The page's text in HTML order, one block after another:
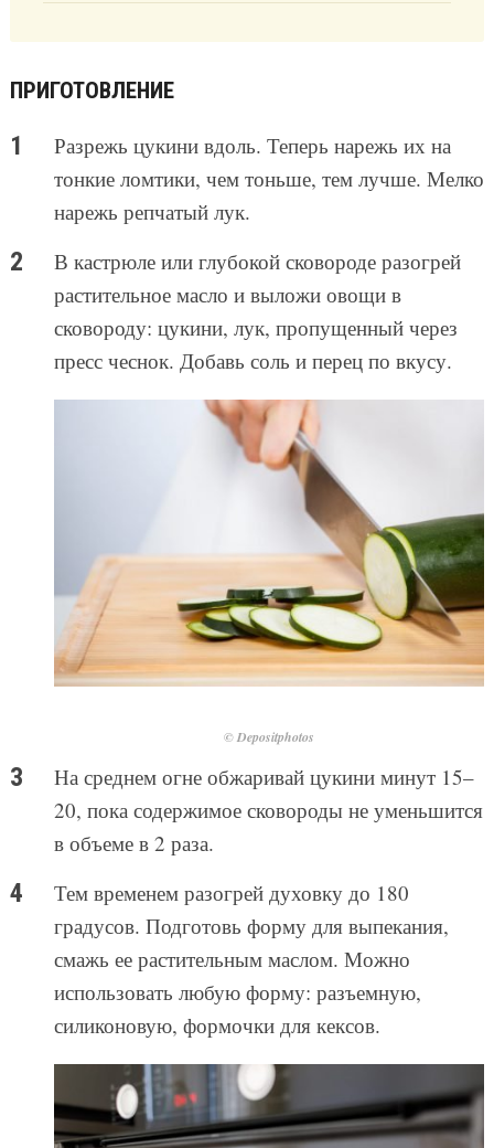
ПРИГОТОВЛЕНИЕ
Разрежь цукини вдоль. Теперь нарежь их на
тонкие ломтики, чем тоньше, тем лучше. Мелко
нарежь репчатый лук.
В кастрюле или глубокой сковороде разогрей
растительное масло и выложи овощи в
сковороду: цукини, лук, пропущенный через
пресс чеснок. Добавь соль и перец по вкусу.
© Depositphotos
На среднем огне обжаривай цукини минут 15–
20, пока содержимое сковороды не уменьшится
в объеме в 2 раза.
Тем временем разогрей духовку до 180
градусов. Подготовь форму для выпекания,
смажь ее растительным маслом. Можно
использовать любую форму: разъемную,
силиконовую, формочки для кексов.